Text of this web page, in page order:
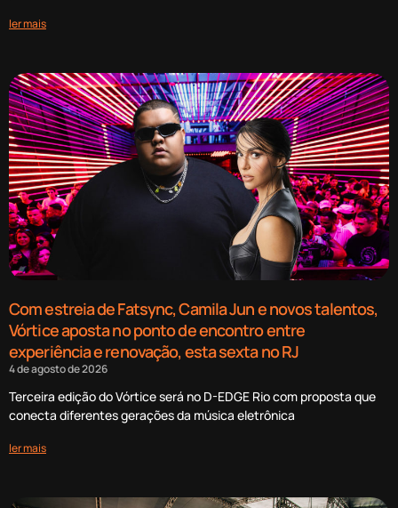
ler mais
Com estreia de Fatsync, Camila Jun e novos talentos,
Vórtice aposta no ponto de encontro entre
experiência e renovação, esta sexta no RJ
4 de agosto de 2026
Terceira edição do Vórtice será no D-EDGE Rio com proposta que
conecta diferentes gerações da música eletrônica
ler mais